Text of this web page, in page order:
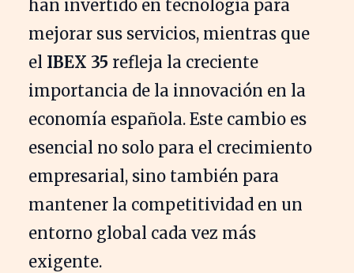
han invertido en tecnología para
mejorar sus servicios, mientras que
el IBEX 35 refleja la creciente
importancia de la innovación en la
economía española. Este cambio es
esencial no solo para el crecimiento
empresarial, sino también para
mantener la competitividad en un
entorno global cada vez más
exigente.